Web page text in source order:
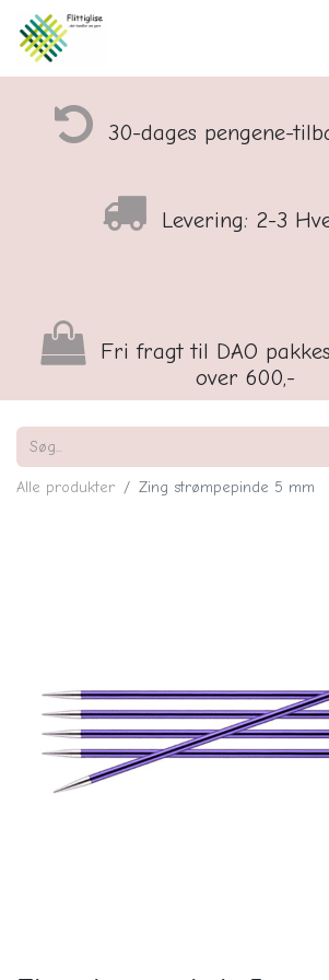
30-dages pengene-
Levering: 2-3
Fri fragt til DAO
over 600,-
Alle produkter Zing strømpepinde 5 mm